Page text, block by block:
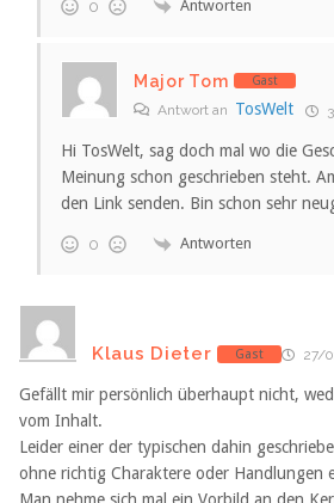
0 Antworten
Major Tom Gast
Antwort an TosWelt
Hi TosWelt, sag doch mal wo die
Meinung schon geschrieben steht.
den Link senden. Bin schon sehr
0 Antworten
Klaus Dieter Gast 27/
Gefällt mir persönlich überhaupt nicht,
vom Inhalt.
Leider einer der typischen dahin
ohne richtig Charaktere oder Handlungen
Man nehme sich mal ein Vorbild an den